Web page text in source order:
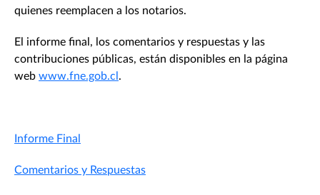
quienes reemplacen a los notarios.
El informe final, los comentarios y respuestas y las
contribuciones públicas, están disponibles en la página
web www.fne.gob.cl .
Informe Final
Comentarios y Respuestas